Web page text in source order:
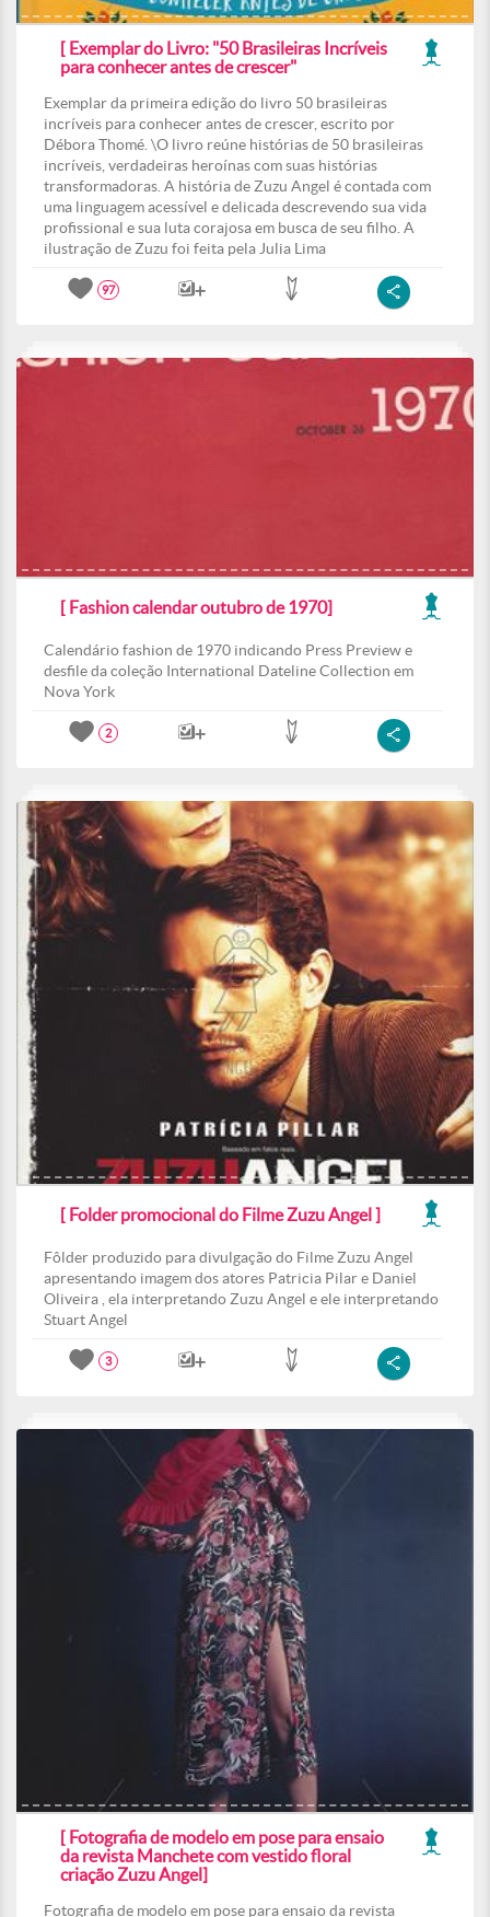
[ Exemplar do Livro: "50 Brasileiras Incríveis
para conhecer antes de crescer"
Exemplar da primeira edição do livro 50 brasileiras
incríveis para conhecer antes de crescer, escrito por
Débora Thomé. \O livro reúne histórias de 50 brasileiras
incríveis, verdadeiras heroínas com suas histórias
transformadoras. A história de Zuzu Angel é contada com
uma linguagem acessível e delicada descrevendo sua vida
profissional e sua luta corajosa em busca de seu filho. A
ilustração de Zuzu foi feita pela Julia Lima
97
[ Fashion calendar outubro de 1970]
Calendário fashion de 1970 indicando Press Preview e
desfile da coleção International Dateline Collection em
Nova York
2
[ Folder promocional do Filme Zuzu Angel ]
Fôlder produzido para divulgação do Filme Zuzu Angel
apresentando imagem dos atores Patricia Pilar e Daniel
Oliveira , ela interpretando Zuzu Angel e ele interpretando
Stuart Angel
3
[ Fotografia de modelo em pose para ensaio
da revista Manchete com vestido floral
criação Zuzu Angel]
Fotografia de modelo em pose para ensaio da revista